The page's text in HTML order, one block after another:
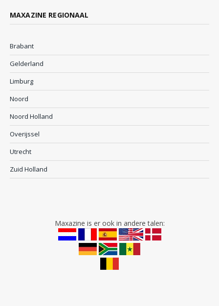
MAXAZINE REGIONAAL
Brabant
Gelderland
Limburg
Noord
Noord Holland
Overijssel
Utrecht
Zuid Holland
Maxazine is er ook in andere talen: